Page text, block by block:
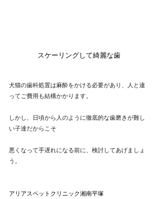
スケーリングして綺麗な歯
犬猫の歯科処置は麻酔をかける必要があり、人と違
ってご費用も結構かかります。
しかし、日頃から人のように徹底的な歯磨きが難し
い子達だからこそ
悪くなって手遅れになる前に、検討してあげましょ
う。
アリアスペットクリニック湘南平塚